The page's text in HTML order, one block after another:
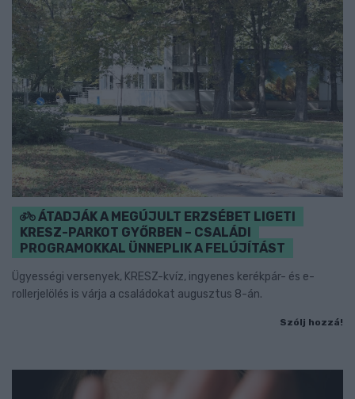
ÁTADJÁK A MEGÚJULT ERZSÉBET LIGETI
KRESZ-PARKOT GYŐRBEN – CSALÁDI
PROGRAMOKKAL ÜNNEPLIK A FELÚJÍTÁST
Ügyességi versenyek, KRESZ-kvíz, ingyenes kerékpár- és e-
rollerjelölés is várja a családokat augusztus 8-án.
Szólj hozzá!